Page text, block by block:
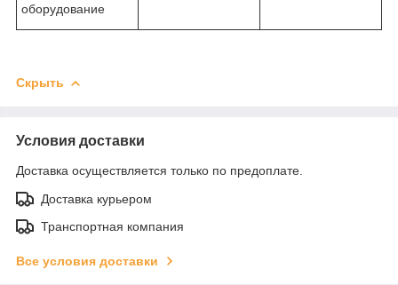
оборудование
Скрыть
Условия доставки
Доставка осуществляется только по предоплате.
Доставка курьером
Транспортная компания
Все условия доставки